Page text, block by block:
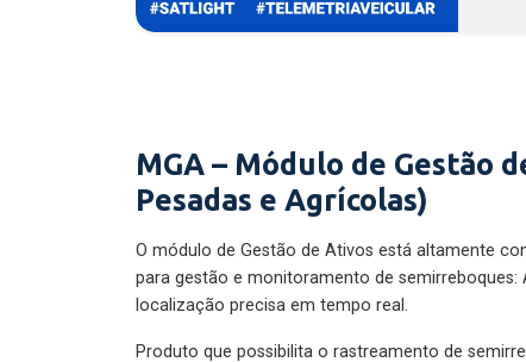
MGA – Módulo de Gestão
Pesadas e Agrícolas)
O módulo de Gestão de Ativos está altamente
para gestão e monitoramento de
localização precisa em tempo real.
Produto que possibilita o rastreamento de